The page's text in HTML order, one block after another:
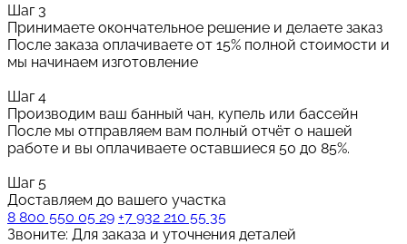
Шаг 3
Принимаете окончательное решение и делаете заказ
После заказа оплачиваете от 15% полной стоимости и
мы начинаем изготовление
Шаг 4
Производим ваш банный чан, купель или бассейн
После мы отправляем вам полный отчёт о нашей
работе и вы оплачиваете оставшиеся 50 до 85%.
Шаг 5
Доставляем до вашего участка
8 800 550 05 29 +7 932 210 55 35
Звоните: Для заказа и уточнения деталей